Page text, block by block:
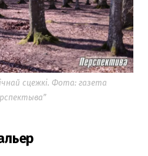
сцежкі. Фота: газета